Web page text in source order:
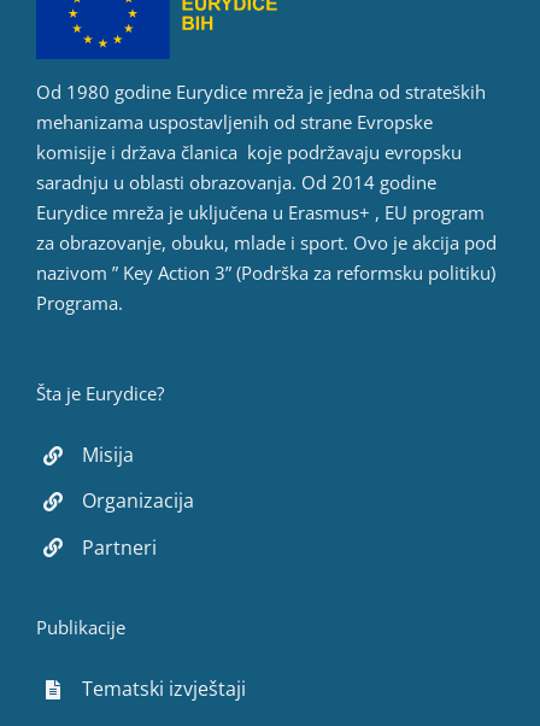
Od 1980 godine Eurydice mreža je jedna od strateških
mehanizama uspostavljenih od strane Evropske
komisije i država članica koje podržavaju evropsku
saradnju u oblasti obrazovanja. Od 2014 godine
Eurydice mreža je uključena u Erasmus+ , EU program
za obrazovanje, obuku, mlade i sport. Ovo je akcija pod
nazivom ” Key Action 3” (Podrška za reformsku politiku)
Programa.
Šta je Eurydice?
Misija
Organizacija
Partneri
Publikacije
Tematski izvještaji